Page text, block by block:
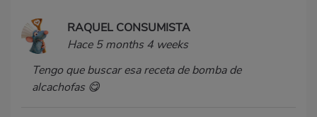
RAQUEL CONSUMISTA
Hace 5 months 4 weeks
Tengo que buscar esa receta de bomba de
alcachofas 😋